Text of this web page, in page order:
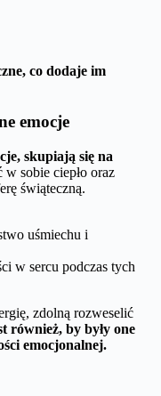
co dodaje im
emocje
skupiają się na
sobie ciepło oraz
świąteczną.
uśmiechu i
w sercu podczas tych
zdolną rozweselić
również, by były one
emocjonalnej.